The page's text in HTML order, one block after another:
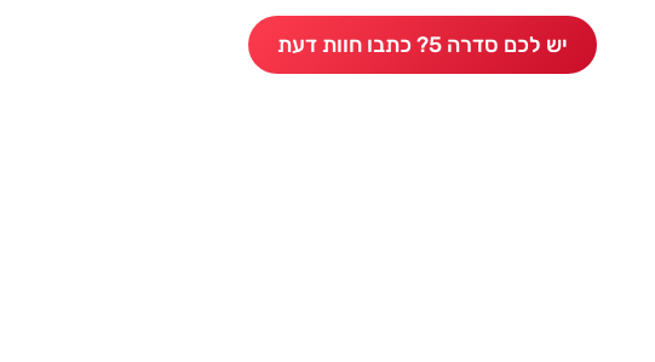
יש לכם סדרה 5? כתבו חוות דעת